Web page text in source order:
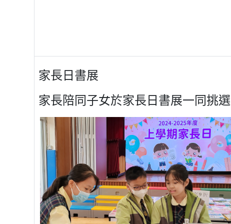
家長日書展
家長陪同子女於家長日書展一同挑